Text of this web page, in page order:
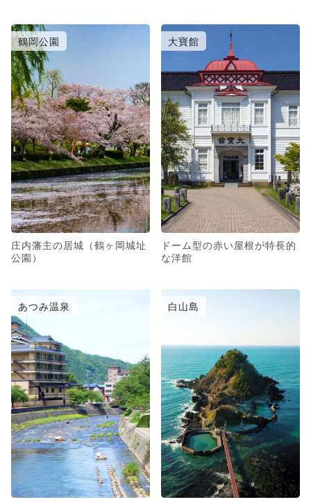
鶴岡公園
庄内藩主の居城（鶴ヶ岡城址
公園）
大寶館
ドーム型の赤い屋根が特長的
な洋館
あつみ温泉 白山島